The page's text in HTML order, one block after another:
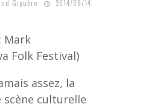
Giguère
2014/09/14
Mark
Folk Festival)
assez, la
scène culturelle